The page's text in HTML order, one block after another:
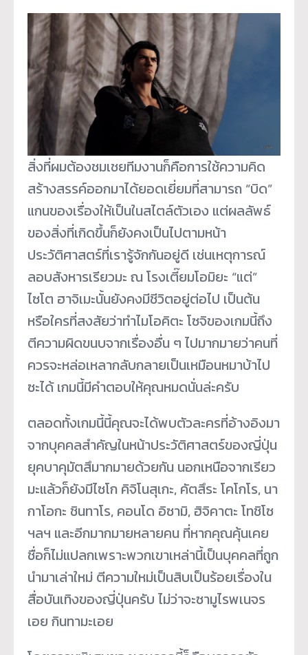
สิ่งที่ผมต้องชมเชยทีมงานก็คือการใช้ความคิด
สร้างสรรค์ออกมาได้ยอดเยี่ยมที่สามารถ “บิด”
แกนของเรื่องให้เป็นในสไตล์ตัวเอง แต่ผลลัพธ์
ของสิ่งที่เกิดขึ้นก็ยังคงเป็นไปตามหน้า
ประวัติศาสตร์ที่เรารู้จักกันอยู่ดี เช่นเหตุการณ์
ลอบสังหารเรียวมะ ณ โรงเตี๊ยมโอมิยะ “แต่”
ไซโต ฮาจิเมะนั้นยังคงมีชีวิตอยู่ต่อไป เป็นต้น
หรือใครที่สงสัยว่าทำไมโอคิตะ โซจิของเกมนี้ถึง
ตีความผิดขนบจากเรื่องอื่น ๆ ไปมากมายว่าคนที่
ควรจะหล่อเหลากลับกลายเป็นเหมือนหมาบ้าไป
ซะได้ เกมนี้มีคำตอบให้คุณหมดนั่นล่ะครับ
ตลอดทั้งเกมนี้นี้คุณจะได้พบตัวละครที่อ้างอิงมา
จากบุคคลสำคัญในหน้าประวัติศาสตร์ของญี่ปุ่น
ยุคบาคุมัตสึมากมายด้วยกัน นอกเหนือจากเรียว
มะแล้วก็ยังมีไซโก คิจิโนสุเกะ, คัตสึระ โคโกโร, นา
กาโอกะ ชินทาโร, คอนโด อิซามิ, ฮิจิคาตะ โทชิโซ
ฯลฯ และอีกมากมายหลายคน ที่หากคุณคุ้นเคย
ชื่อก็ไม่แปลกเพราะพวกเขาเหล่านี้เป็นบุคคลที่ถูก
นำมาเล่าใหม่ ตีความใหม่เป็นสิบเป็นร้อยเรื่องใน
สื่อบันเทิงของญี่ปุ่นครับ ไม่ว่าจะซามูไรพเนจร
เอย กินทามะเอย